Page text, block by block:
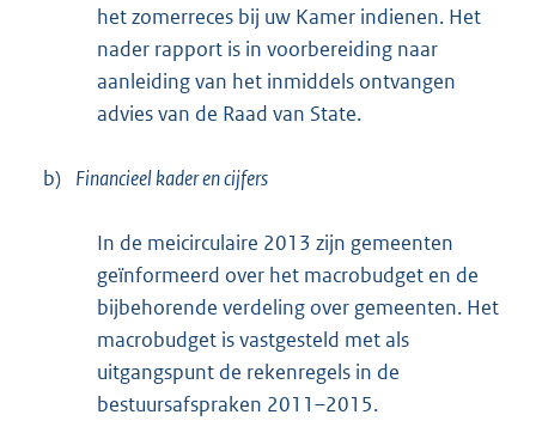
het zomerreces bij uw Kamer indienen. Het
nader rapport is in voorbereiding naar
aanleiding van het inmiddels ontvangen
advies van de Raad van State.
b) Financieel kader en cijfers
In de meicirculaire 2013 zijn gemeenten
geïnformeerd over het macrobudget en de
bijbehorende verdeling over gemeenten. Het
macrobudget is vastgesteld met als
uitgangspunt de rekenregels in de
bestuursafspraken 2011–2015.